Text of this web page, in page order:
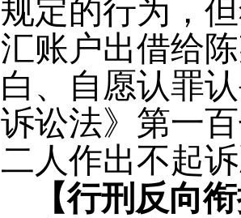
规定的行为，
汇账户出借给
白、自愿认罪
诉讼法》第一
二人作出不起
【行刑反向